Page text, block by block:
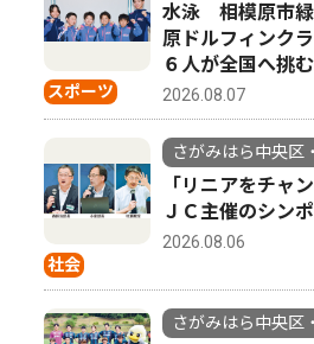
スポーツ
水泳 相模原市
原ドルフィンク
６人が全国へ挑む
2026.08.07
社会
さがみはら中央区
「リニアをチャ
ＪＣ主催のシン
2026.08.06
さがみはら中央区